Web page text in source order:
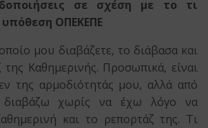
σε σχέση με το τι
υπόθεση ΟΠΕΚΕΠΕ
μου διαβάζετε, το διάβασα και
Καθημερινής. Προσωπικά, είναι
της αρμοδιότητάς μου, αλλά από
διαβάζω χωρίς να έχω λόγο να
και το ρεπορτάζ της. Τι